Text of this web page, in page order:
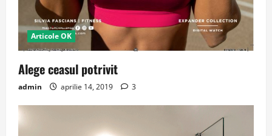
Articole OK
Alege ceasul potrivit
admin aprilie 14, 2019 3